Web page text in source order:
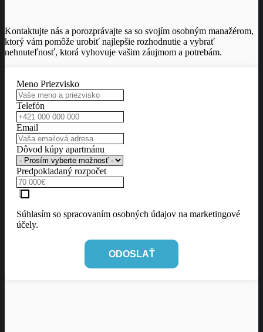
Kontaktujte nás a porozprávajte sa so svojím osobným manažérom,
ktorý vám pomôže urobiť najlepšie rozhodnutie a vybrať
nehnuteľnosť, ktorá vyhovuje vašim záujmom a potrebám.
Meno Priezvisko
Telefón
Email
Dôvod kúpy apartmánu
Predpokladaný rozpočet
Súhlasím so spracovaním osobných údajov na marketingové
účely.
ODOSLAŤ